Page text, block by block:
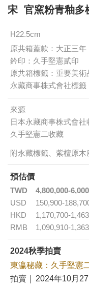
宋 官窯粉青釉多
H22.5cm
原共箱蓋款：大正三
鈐印：久手堅憲貳印
原共箱標籤：重要美
永藏商事株式會社標
來源
日本永藏商事株式會社
久手堅憲二收藏
附永藏標籤、紫檀原木
預估價
TWD
4,800,000-
USD
150,900-
HKD
1,170,700-
RMB
1,090,910-
2024秋季拍賣
東瀛秘藏：久手堅憲
拍賣｜
2024年10月